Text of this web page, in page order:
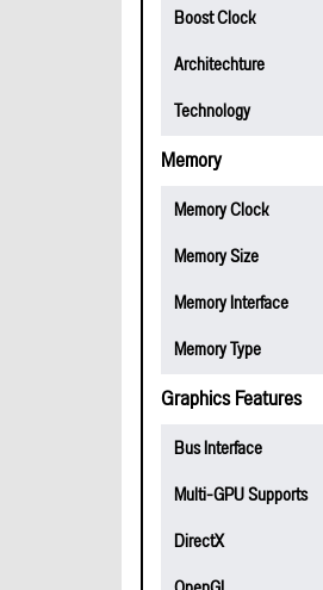
Boost Clock
Architechture
Technology
Memory
Memory Clock
Memory Size
Memory Interface
Memory Type
Graphics Features
Bus Interface
Multi-GPU Supports
DirectX